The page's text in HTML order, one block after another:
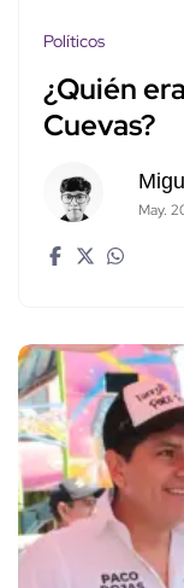
Políticos
¿Quién
Cuevas?
May.